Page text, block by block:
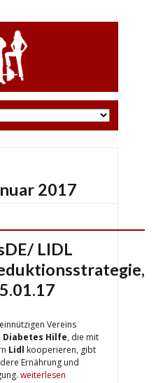
2017
LIDL
Vereins
Diabetes Hilfe, die mit
Lidl kooperieren, gibt
Ernährung und
weiterlesen